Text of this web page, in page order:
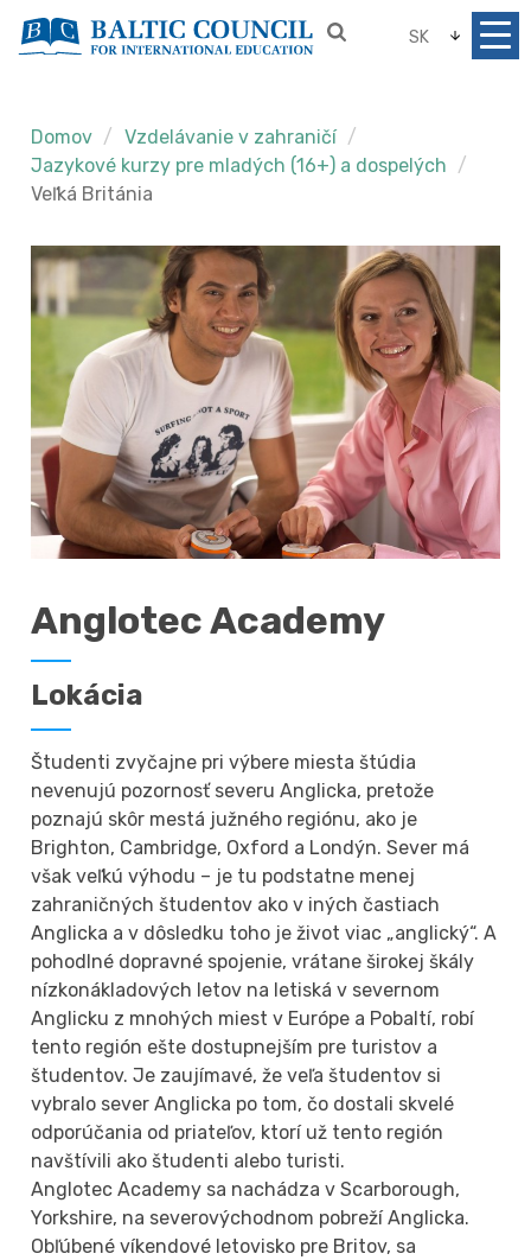
SK
Domov
Vzdelávanie v zahraničí
Jazykové kurzy pre mladých (16+) a dospelých
Veľká Británia
Anglotec Academy
Lokácia
Študenti zvyčajne pri výbere miesta štúdia
nevenujú pozornosť severu Anglicka, pretože
poznajú skôr mestá južného regiónu, ako je
Brighton, Cambridge, Oxford a Londýn. Sever má
však veľkú výhodu – je tu podstatne menej
zahraničných študentov ako v iných častiach
Anglicka a v dôsledku toho je život viac „anglický“. A
pohodlné dopravné spojenie, vrátane širokej škály
nízkonákladových letov na letiská v severnom
Anglicku z mnohých miest v Európe a Pobaltí, robí
tento región ešte dostupnejším pre turistov a
študentov. Je zaujímavé, že veľa študentov si
vybralo sever Anglicka po tom, čo dostali skvelé
odporúčania od priateľov, ktorí už tento región
navštívili ako študenti alebo turisti.
Anglotec Academy sa nachádza v Scarborough,
Yorkshire, na severovýchodnom pobreží Anglicka.
Obľúbené víkendové letovisko pre Britov, sa